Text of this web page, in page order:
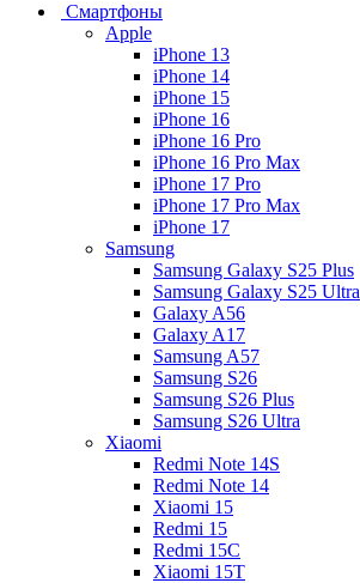
Смартфоны
Apple
iPhone 13
iPhone 14
iPhone 15
iPhone 16
iPhone 16 Pro
iPhone 16 Pro Max
iPhone 17 Pro
iPhone 17 Pro Max
iPhone 17
Samsung
Samsung Galaxy S25 Plus
Samsung Galaxy S25 Ultra
Galaxy A56
Galaxy A17
Samsung A57
Samsung S26
Samsung S26 Plus
Samsung S26 Ultra
Xiaomi
Redmi Note 14S
Redmi Note 14
Xiaomi 15
Redmi 15
Redmi 15C
Xiaomi 15T